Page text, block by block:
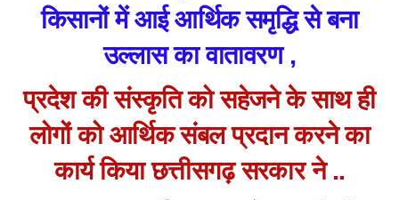
किसानों में आई आर्थिक समृद्धि से बना
उल्लास का वातावरण ,
प्रदेश की संस्कृति को सहेजने के साथ ही
लोगों को आर्थिक संबल प्रदान करने का
कार्य किया छत्तीसगढ़ सरकार ने ..